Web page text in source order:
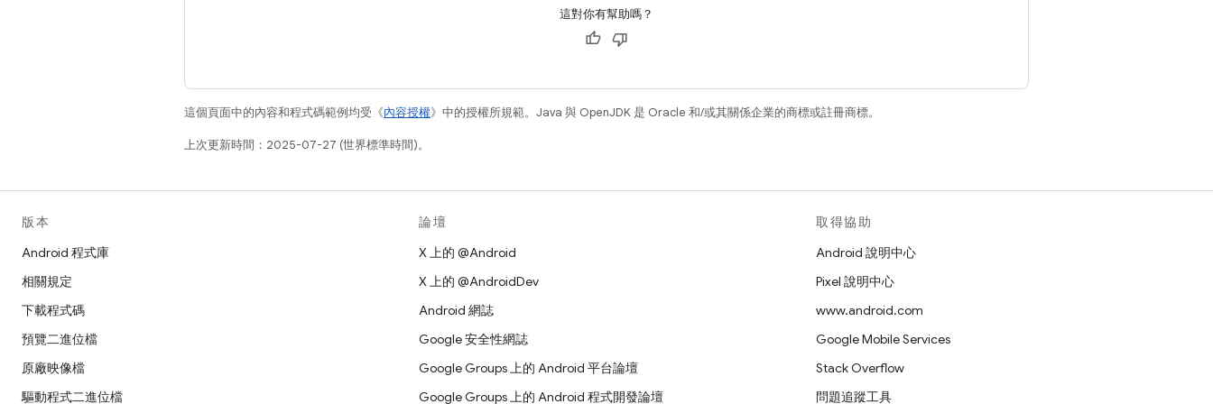
這對你有幫助嗎？
這個頁面中的內容和程式碼範例均受《內容授權》中的授權所規範。Java 與 OpenJDK 是 Oracle 和/或其關係企業的商標或註冊商標。
上次更新時間：2025-07-27 (世界標準時間)。
版本
Android 程式庫
相關規定
下載程式碼
預覽二進位檔
原廠映像檔
驅動程式二進位檔
論壇
X 上的 @Android
X 上的 @AndroidDev
Android 網誌
Google 安全性網誌
Google Groups 上的 Android 平台論壇
Google Groups 上的 Android 程式開發論壇
取得協助
Android 說明中心
Pixel 說明中心
www.android.com
Google Mobile Services
Stack Overflow
問題追蹤工具